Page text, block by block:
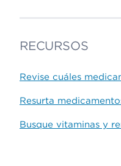
RECURSOS
Revise cuáles
Resurta
Busque vitaminas y